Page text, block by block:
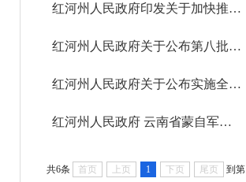
第十期
第十一期
第十二期
州政府办公室文件
红河州人民政府印发关于加快推进红河气象高质量发展实施方案的通知
红河州人民政府关于公布第八批州级文物保护单位的通知
红河州人民政府关于公布实施全州地上附着物和青苗补偿标准的通知
红河州人民政府 云南省蒙自军分区关于印发《红河州基干民兵权益保障办法（试行）》的通知
共6条 首页 上页 1 下页 尾页 到第